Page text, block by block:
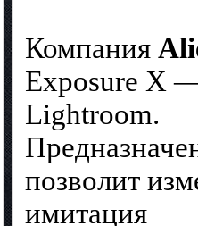
Компания
Exposure X
Lightroom.
позволит
имитация